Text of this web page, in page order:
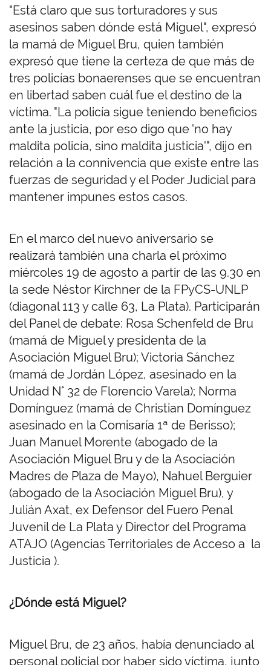
"Está claro que sus torturadores y sus
asesinos saben dónde está Miguel", expresó
la mamá de Miguel Bru, quien también
expresó que tiene la certeza de que más de
tres policías bonaerenses que se encuentran
en libertad saben cuál fue el destino de la
víctima. "La policía sigue teniendo beneficios
ante la justicia, por eso digo que 'no hay
maldita policía, sino maldita justicia'", dijo en
relación a la connivencia que existe entre las
fuerzas de seguridad y el Poder Judicial para
mantener impunes estos casos.
En el marco del nuevo aniversario se
realizará también una charla el próximo
miércoles 19 de agosto a partir de las 9.30 en
la sede Néstor Kirchner de la FPyCS-UNLP
(diagonal 113 y calle 63, La Plata). Participarán
del Panel de debate: Rosa Schenfeld de Bru
(mamá de Miguel y presidenta de la
Asociación Miguel Bru); Victoria Sánchez
(mamá de Jordán López, asesinado en la
Unidad N° 32 de Florencio Varela); Norma
Domínguez (mamá de Christian Domínguez
asesinado en la Comisaría 1ª de Berisso);
Juan Manuel Morente (abogado de la
Asociación Miguel Bru y de la Asociación
Madres de Plaza de Mayo), Nahuel Berguier
(abogado de la Asociación Miguel Bru), y
Julián Axat, ex Defensor del Fuero Penal
Juvenil de La Plata y Director del Programa
ATAJO (Agencias Territoriales de Acceso a la
Justicia ).
¿Dónde está Miguel?
Miguel Bru, de 23 años, había denunciado al
personal policial por haber sido víctima, junto